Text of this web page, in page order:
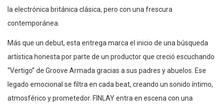
la electrónica británica clásica, pero con una frescura
contemporánea.
Más que un debut, esta entrega marca el inicio de una búsqueda
artística honesta por parte de un productor que creció escuchando
“Vertigo” de Groove Armada gracias a sus padres y abuelos. Ese
legado emocional se filtra en cada beat, creando un sonido íntimo,
atmosférico y prometedor. FINLAY entra en escena con una